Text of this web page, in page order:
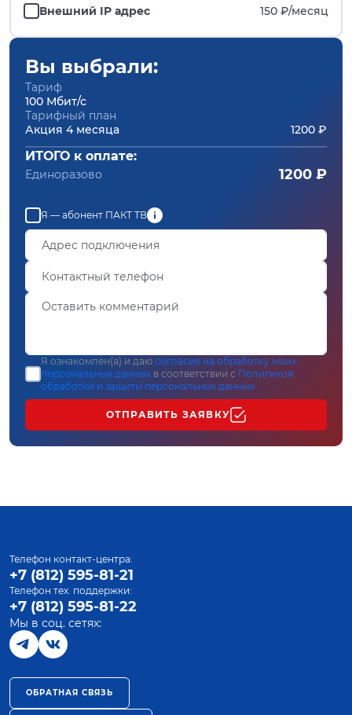
Внешний IP адрес 150 ₽/месяц
Вы выбрали:
Тариф
100 Мбит/с
Тарифный план
Акция 4 месяца
1200 ₽
ИТОГО к оплате:
Единоразово 1200 ₽
Я — абонент ПАКТ ТВ
Я ознакомлен(а) и даю согласие на обработку моих
персональных данных в соответствии с Политикой
обработки и защиты персональных данных
ОТПРАВИТЬ ЗАЯВКУ
Телефон контакт-центра:
+7 (812) 595-81-21
Телефон тех. поддержки:
+7 (812) 595-81-22
Мы в соц. сетях:
ОБРАТНАЯ СВЯЗЬ